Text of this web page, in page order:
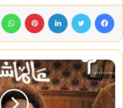
فيسبوك تويتر لينكدإن